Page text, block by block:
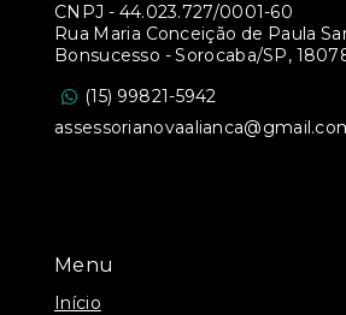
Menu
Início
CNPJ - 44.023.727/0001-60
Rua Maria Conceição de Paula
Bonsucesso - Sorocaba/SP,
(15) 99821-5942